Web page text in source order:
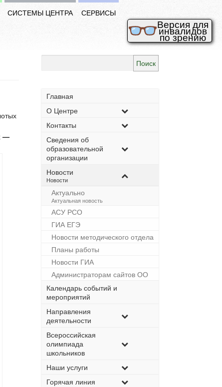
Версия для
инвалидов
по зрению
СИСТЕМЫ ЦЕНТРА СЕРВИСЫ
—
Главная
О Центре
Контакты
Сведения об
образовательной
организации
Новости
–
Новости
Актуально
–
Актуальная новость
АСУ РСО
ГИА ЕГЭ
Новости методического отдела
Планы работы
Новости ГИА
Администраторам сайтов ОО
Календарь событий и
мероприятий
Направления
деятельности
Всероссийская
олимпиада
школьников
Наши услуги
Горячая линия